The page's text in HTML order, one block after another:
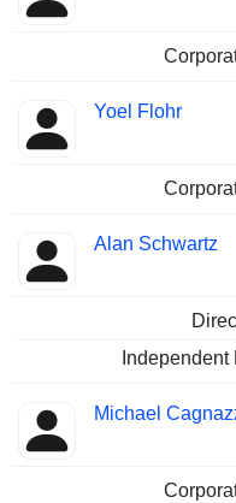
Yoel Flohr
Alan Schwartz
Michael